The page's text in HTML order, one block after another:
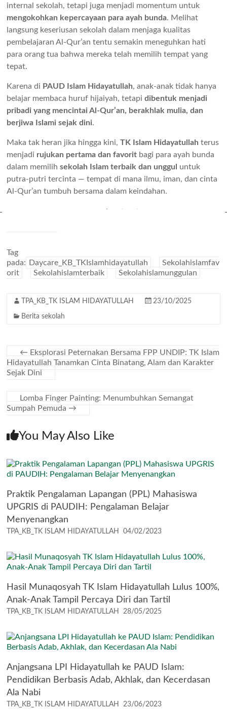
internal sekolah, tetapi juga menjadi momentum untuk
mengokohkan kepercayaan para ayah bunda. Melihat
langsung keseriusan sekolah dalam menjaga kualitas
pembelajaran Al-Qur’an tentu semakin meneguhkan hati
para orang tua bahwa mereka telah memilih tempat yang
tepat.
Karena di PAUD Islam Hidayatullah, anak-anak tidak hanya
belajar membaca huruf hijaiyah, tetapidibentuk menjadi
pribadi yang mencintai Al-Qur’an, berakhlak mulia, dan
berjiwa Islami sejak dini.
Maka tak heran jika hingga kini,TK Islam Hidayatullah terus
menjadi rujukan pertama dan favorit bagi para ayah bunda
dalam memilihsekolah Islam terbaik dan unggul
untuk
putra-putri tercinta — tempat di mana ilmu, iman, dan cinta
Al-Qur’an tumbuh bersama dalam keindahan.
Tag
pada:
Daycare_KB_TKIslamhidayatullah
Sekolahislamfav
orit
Sekolahislamterbaik Sekolahislamunggulan
TPA_KB_TK ISLAM HIDAYATULLAH 23/10/2025
Berita sekolah
← Eksplorasi Peternakan Bersama FPP UNDIP: TK Islam
Hidayatullah Tanamkan Cinta Binatang, Alam dan Karakter
Sejak Dini
Lomba Finger Painting: Menumbuhkan Semangat
Sumpah Pemuda →
You May Also Like
Praktik Pengalaman Lapangan (PPL) Mahasiswa
UPGRIS di PAUDIH: Pengalaman Belajar
Menyenangkan
TPA_KB_TK ISLAM HIDAYATULLAH 04/02/2023
Hasil Munaqosyah TK Islam Hidayatullah Lulus 100%,
Anak-Anak Tampil Percaya Diri dan Tartil
TPA_KB_TK ISLAM HIDAYATULLAH 28/05/2025
Anjangsana LPI Hidayatullah ke PAUD Islam:
Pendidikan Berbasis Adab, Akhlak, dan Kecerdasan
Ala Nabi
TPA_KB_TK ISLAM HIDAYATULLAH 23/06/2023